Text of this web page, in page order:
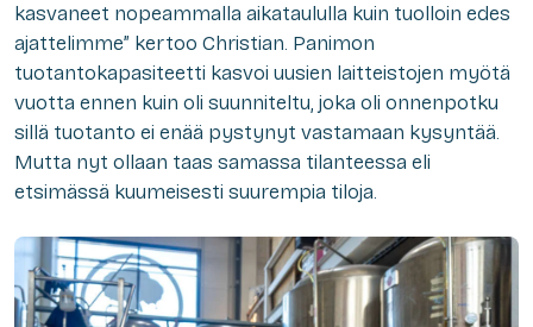
kasvaneet nopeammalla aikataululla kuin tuolloin edes
ajattelimme” kertoo Christian. Panimon
tuotantokapasiteetti kasvoi uusien laitteistojen myötä
vuotta ennen kuin oli suunniteltu, joka oli onnenpotku
sillä tuotanto ei enää pystynyt vastamaan kysyntää.
Mutta nyt ollaan taas samassa tilanteessa eli
etsimässä kuumeisesti suurempia tiloja.